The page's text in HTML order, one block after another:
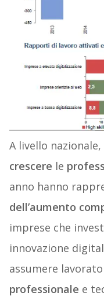
A livello
crescere le
anno hanno
dell’aumento
imprese che
innovazione
assumere
professionale e